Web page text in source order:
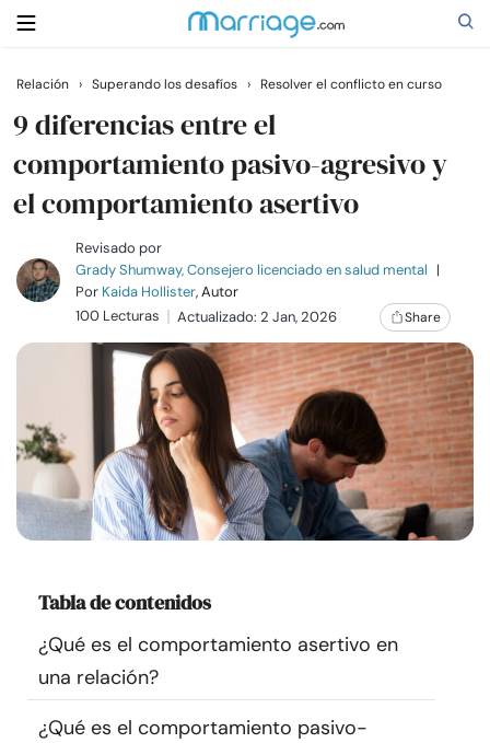
Buscar
Casarse
Relaciones
Familia
Cursos
Recursos
Encuentra un terapeuta
Idioma ES
Relación › Superando los desafíos › Resolver el conflicto en curso
9 diferencias entre el
comportamiento pasivo-agresivo y
el comportamiento asertivo
Revisado por
Grady Shumway, Consejero licenciado en salud mental |
Por Kaida Hollister, Autor
100 Lecturas
Actualizado: 2 Jan, 2026 Share
Tabla de contenidos
¿Qué es el comportamiento asertivo en
una relación?
¿Qué es el comportamiento pasivo-